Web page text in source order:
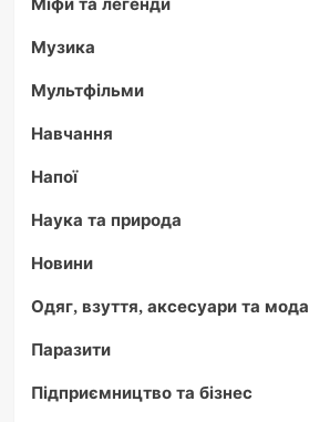
Музика
Мультфільми
Навчання
Напої
Наука та природа
Новини
Одяг, взуття, аксесуари та мода
Паразити
Підприємництво та бізнес